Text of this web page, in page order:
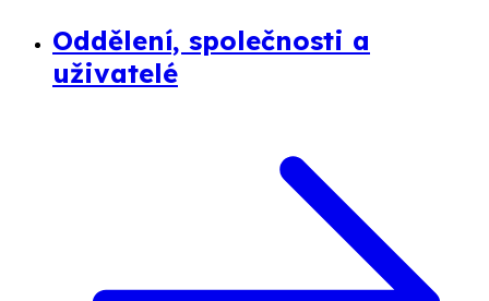
Oddělení, společnosti a
uživatelé